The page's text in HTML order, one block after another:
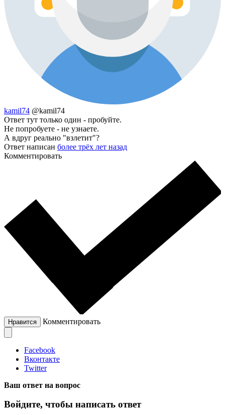
kamil74 @kamil74
Ответ тут только один - пробуйте.
Не попробуете - не узнаете.
А вдруг реально "взлетит"?
Ответ написан более трёх лет назад
Комментировать
Нравится Комментировать
Facebook
Вконтакте
Twitter
Ваш ответ на вопрос
Войдите, чтобы написать ответ